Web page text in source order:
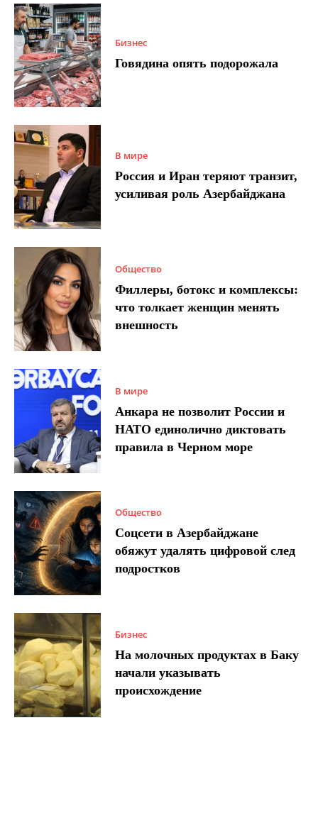
Бизнес
Говядина опять подорожала
В мире
Россия и Иран теряют транзит,
усиливая роль Азербайджана
Общество
Филлеры, ботокс и комплексы:
что толкает женщин менять
внешность
В мире
Анкара не позволит России и
НАТО единолично диктовать
правила в Черном море
Общество
Соцсети в Азербайджане
обяжут удалять цифровой след
подростков
Бизнес
На молочных продуктах в Баку
начали указывать
происхождение